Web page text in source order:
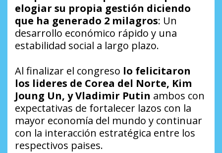
elogiar su propia gestión diciendo
que ha generado 2 milagros: Un
desarrollo económico rápido y una
estabilidad social a largo plazo.
Al finalizar el congreso lo felicitaron
los lideres de Corea del Norte, Kim
Joung Un, y Vladimir Putin ambos con
expectativas de fortalecer lazos con la
mayor economía del mundo y continuar
con la interacción estratégica entre los
respectivos paises.